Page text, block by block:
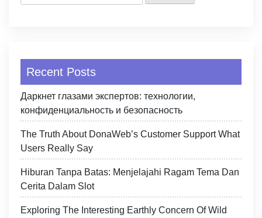
for:
Recent Posts
Даркнет глазами экспертов: технологии,
конфиденциальность и безопасность
The Truth About DonaWeb’s Customer Support What
Users Really Say
Hiburan Tanpa Batas: Menjelajahi Ragam Tema Dan
Cerita Dalam Slot
Exploring The Interesting Earthly Concern Of Wild